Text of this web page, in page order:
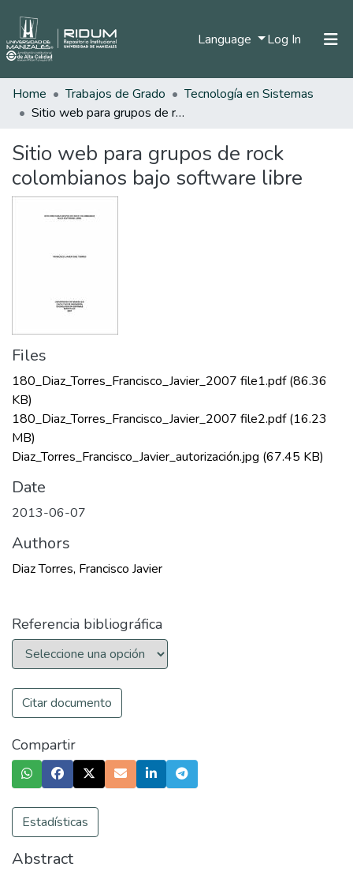
Language Log In (current)
Home
All of DSpace
Statistics
Home Trabajos de Grado
Tecnología en Sistemas
Sitio web para grupos de rock colombianos bajo software libre
Sitio web para grupos de rock
colombianos bajo software libre
Files
180_Diaz_Torres_Francisco_Javier_2007 file1.pdf(86.36
KB)
180_Diaz_Torres_Francisco_Javier_2007 file2.pdf(16.23
MB)
Diaz_Torres_Francisco_Javier_autorización.jpg (67.45 KB)
Date
2013-06-07
Authors
Diaz Torres, Francisco Javier
Referencia bibliográfica
Citar documento
Compartir
Estadísticas
Abstract